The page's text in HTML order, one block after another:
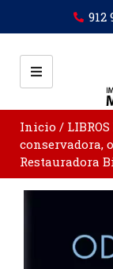
912
Inicio /
conservadora,
Restauradora